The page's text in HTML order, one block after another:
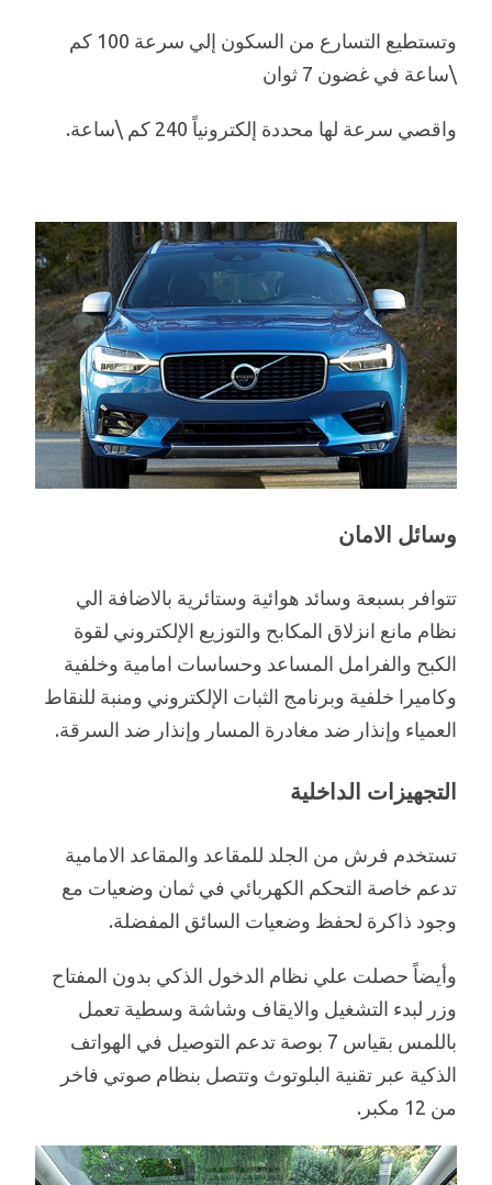
وتستطيع التسارع من السكون إلي سرعة 100 كم
\ساعة في غضون 7 ثوان
واقصي سرعة لها محددة إلكترونياً 240 كم \ساعة.
وسائل الامان
تتوافر بسبعة وسائد هوائية وستائرية بالاضافة الي
نظام مانع انزلاق المكابح والتوزيع الإلكتروني لقوة
الكبح والفرامل المساعد وحساسات امامية وخلفية
وكاميرا خلفية وبرنامج الثبات الإلكتروني ومنبة للنقاط
العمياء وإنذار ضد مغادرة المسار وإنذار ضد السرقة.
التجهيزات الداخلية
تستخدم فرش من الجلد للمقاعد والمقاعد الامامية
تدعم خاصة التحكم الكهربائي في ثمان وضعيات مع
وجود ذاكرة لحفظ وضعيات السائق المفضلة.
وأيضاً حصلت علي نظام الدخول الذكي بدون المفتاح
وزر لبدء التشغيل والايقاف وشاشة وسطية تعمل
باللمس بقياس 7 بوصة تدعم التوصيل في الهواتف
الذكية عبر تقنية البلوتوث وتتصل بنظام صوتي فاخر
من 12 مكبر.